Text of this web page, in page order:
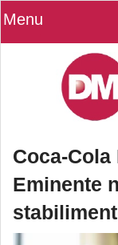
Menu
Coca-
Eminente